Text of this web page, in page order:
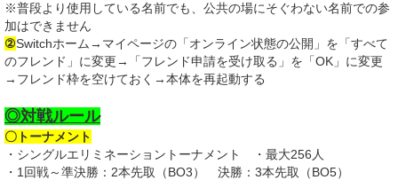
※普段より使用している名前でも、公共の場にそぐわない名前での参
加はできません
②Switchホーム→マイページの「オンライン状態の公開」を「すべて
のフレンド」に変更→「フレンド申請を受け取る」を「OK」に変更
→フレンド枠を空けておく→本体を再起動する
◎対戦ルール
〇トーナメント
・シングルエリミネーショントーナメント ・最大256人
・1回戦～準決勝：2本先取（BO3） 決勝：3本先取（BO5）